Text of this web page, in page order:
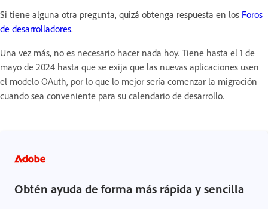
Si tiene alguna otra pregunta, quizá obtenga respuesta en los Foros
de desarrolladores.
Una vez más, no es necesario hacer nada hoy. Tiene hasta el 1 de
mayo de 2024 hasta que se exija que las nuevas aplicaciones usen
el modelo OAuth, por lo que lo mejor sería comenzar la migración
cuando sea conveniente para su calendario de desarrollo.
Obtén ayuda de forma más rápida y sencilla